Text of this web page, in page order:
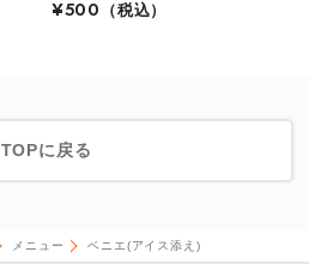
¥500
（税込）
TOPに戻る
メニュー ベニエ(アイス添え)